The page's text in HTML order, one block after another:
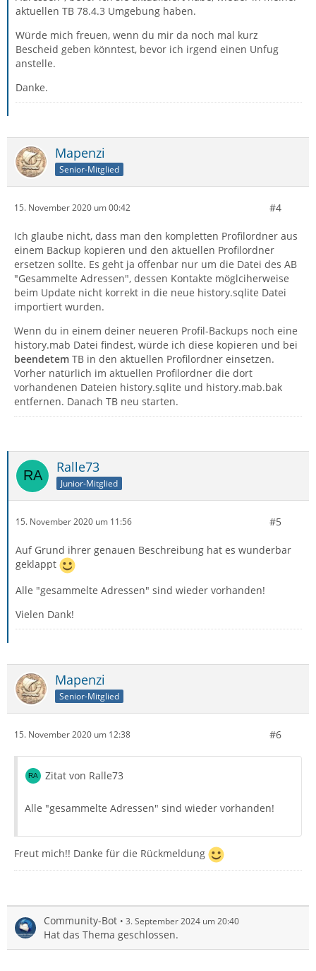
aktuellen TB 78.4.3 Umgebung haben.
Würde mich freuen, wenn du mir da noch mal kurz
Bescheid geben könntest, bevor ich irgend einen Unfug
anstelle.
Danke.
Mapenzi
Senior-Mitglied
15. November 2020 um 00:42 #4
Ich glaube nicht, dass man den kompletten Profilordner aus
einem Backup kopieren und den aktuellen Profilordner
ersetzen sollte. Es geht ja offenbar nur um die Datei des AB
"Gesammelte Adressen", dessen Kontakte möglciherweise
beim Update nicht korrekt in die neue history.sqlite Datei
importiert wurden.
Wenn du in einem deiner neueren Profil-Backups noch eine
history.mab Datei findest, würde ich diese kopieren und bei
beendetem TB in den aktuellen Profilordner einsetzen.
Vorher natürlich im aktuellen Profilordner die dort
vorhandenen Dateien history.sqlite und history.mab.bak
entfernen. Danach TB neu starten.
Ralle73
Junior-Mitglied
15. November 2020 um 11:56 #5
Auf Grund ihrer genauen Beschreibung hat es wunderbar
geklappt
Alle "gesammelte Adressen" sind wieder vorhanden!
Vielen Dank!
Mapenzi
Senior-Mitglied
15. November 2020 um 12:38 #6
Zitat von Ralle73
Alle "gesammelte Adressen" sind wieder vorhanden!
Freut mich!! Danke für die Rückmeldung
Community-Bot 3. September 2024 um 20:40
Hat das Thema geschlossen.